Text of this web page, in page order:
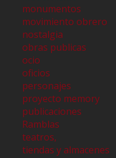
monumentos
movimiento obrero
nostalgia
obras publicas
ocio
oficios
personajes
proyecto memory
publicaciones
Ramblas
teatros,
tiendas y almacenes